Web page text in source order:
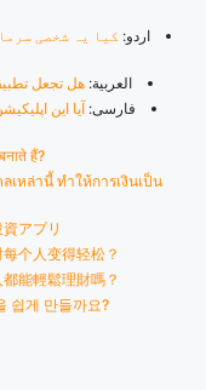
اردو: کیا یہ شخصی
العربية: هل تجعل
فارسی: آیا این
हैं?
หล่านี้ ทำให้การเงินเป็น
アプリ
个人变得轻松？
能輕鬆理財嗎？
쉽게 만들까요?